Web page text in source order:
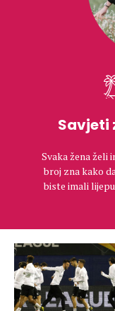
Savjeti
Svaka žena želi
broj zna kako
biste imali